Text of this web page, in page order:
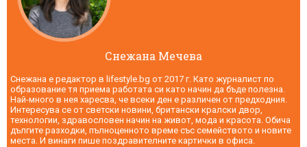
Снежана Мечева
Снежана е редактор в lifestyle.bg от 2017 г. Като журналист по
образование тя приема работата си като начин да бъде полезна.
Най-много в нея харесва, че всеки ден е различен от предходния.
Интересува се от светски новини, британски кралски двор,
технологии, здравословен начин на живот, мода и красота. Обича
дългите разходки, пълноценното време със семейството и новите
места. И винаги пише поздравителните картички в офиса.